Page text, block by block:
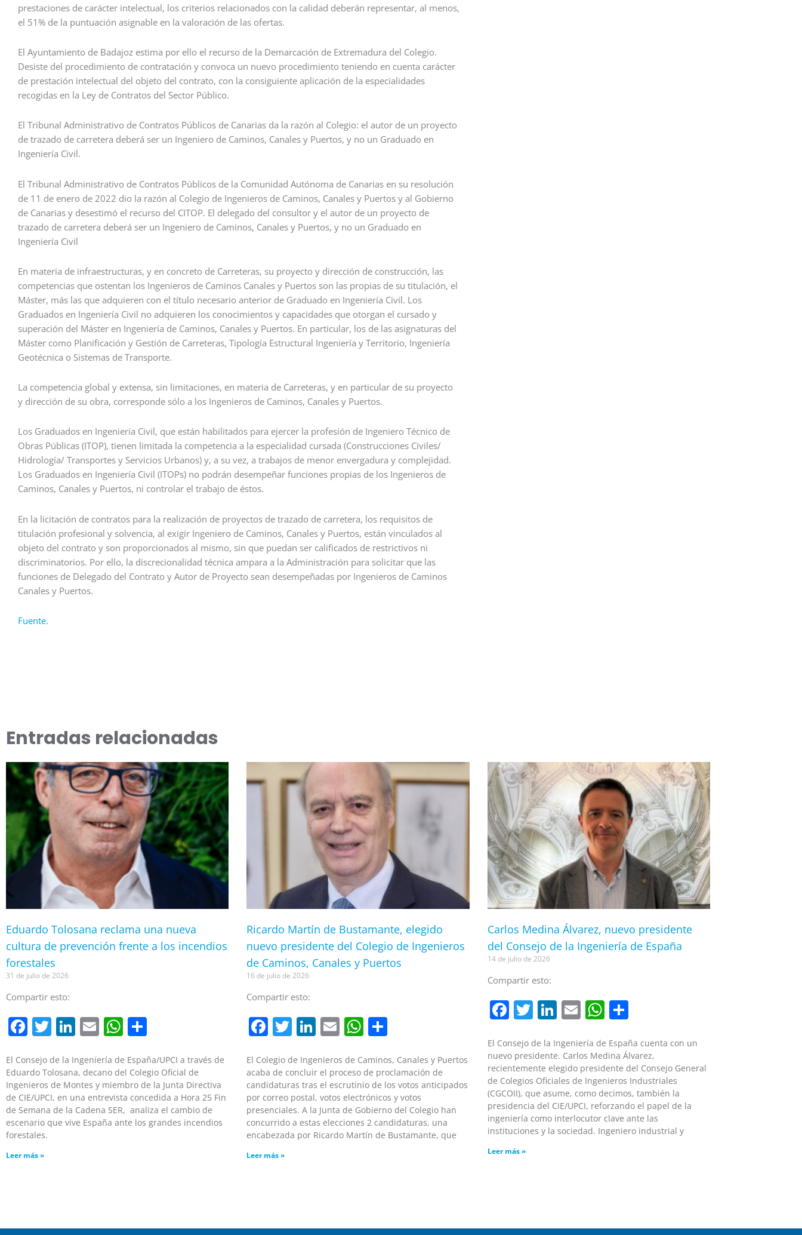
prestaciones de carácter intelectual, los criterios relacionados con la calidad deberán representar, al menos,
el 51% de la puntuación asignable en la valoración de las ofertas.
El Ayuntamiento de Badajoz estima por ello el recurso de la Demarcación de Extremadura del Colegio.
Desiste del procedimiento de contratación y convoca un nuevo procedimiento teniendo en cuenta carácter
de prestación intelectual del objeto del contrato, con la consiguiente aplicación de la especialidades
recogidas en la Ley de Contratos del Sector Público.
El Tribunal Administrativo de Contratos Públicos de Canarias da la razón al Colegio: el autor de un proyecto
de trazado de carretera deberá ser un Ingeniero de Caminos, Canales y Puertos, y no un Graduado en
Ingeniería Civil.
El Tribunal Administrativo de Contratos Públicos de la Comunidad Autónoma de Canarias en su resolución
de 11 de enero de 2022 dio la razón al Colegio de Ingenieros de Caminos, Canales y Puertos y al Gobierno
de Canarias y desestimó el recurso del CITOP. El delegado del consultor y el autor de un proyecto de
trazado de carretera deberá ser un Ingeniero de Caminos, Canales y Puertos, y no un Graduado en
Ingeniería Civil
En materia de infraestructuras, y en concreto de Carreteras, su proyecto y dirección de construcción, las
competencias que ostentan los Ingenieros de Caminos Canales y Puertos son las propias de su titulación, el
Máster, más las que adquieren con el título necesario anterior de Graduado en Ingeniería Civil. Los
Graduados en Ingeniería Civil no adquieren los conocimientos y capacidades que otorgan el cursado y
superación del Máster en Ingeniería de Caminos, Canales y Puertos. En particular, los de las asignaturas del
Máster como Planificación y Gestión de Carreteras, Tipología Estructural Ingeniería y Territorio, Ingeniería
Geotécnica o Sistemas de Transporte.
La competencia global y extensa, sin limitaciones, en materia de Carreteras, y en particular de su proyecto
y dirección de su obra, corresponde sólo a los Ingenieros de Caminos, Canales y Puertos.
Los Graduados en Ingeniería Civil, que están habilitados para ejercer la profesión de Ingeniero Técnico de
Obras Públicas (ITOP), tienen limitada la competencia a la especialidad cursada (Construcciones Civiles/
Hidrología/ Transportes y Servicios Urbanos) y, a su vez, a trabajos de menor envergadura y complejidad.
Los Graduados en Ingeniería Civil (ITOPs) no podrán desempeñar funciones propias de los Ingenieros de
Caminos, Canales y Puertos, ni controlar el trabajo de éstos.
En la licitación de contratos para la realización de proyectos de trazado de carretera, los requisitos de
titulación profesional y solvencia, al exigir Ingeniero de Caminos, Canales y Puertos, están vinculados al
objeto del contrato y son proporcionados al mismo, sin que puedan ser calificados de restrictivos ni
discriminatorios. Por ello, la discrecionalidad técnica ampara a la Administración para solicitar que las
funciones de Delegado del Contrato y Autor de Proyecto sean desempeñadas por Ingenieros de Caminos
Canales y Puertos.
Fuente.
Entradas relacionadas
Eduardo Tolosana reclama una nueva
cultura de prevención frente a los incendios
forestales
31 de julio de 2026
Compartir esto:
Facebook
Twitter
LinkedIn
EmailWhatsApp
El Consejo de la Ingeniería de España/UPCI a través de
Eduardo Tolosana, decano del Colegio Oficial de
Ingenieros de Montes y miembro de la Junta Directiva
de CIE/UPCI, en una entrevista concedida a Hora 25 Fin
de Semana de la Cadena SER, analiza el cambio de
escenario que vive España ante los grandes incendios
forestales.
Leer más »
Ricardo Martín de Bustamante, elegido
nuevo presidente del Colegio de Ingenieros
de Caminos, Canales y Puertos
16 de julio de 2026
Compartir esto:
Facebook
Twitter
LinkedIn
EmailWhatsApp
El Colegio de Ingenieros de Caminos, Canales y Puertos
acaba de concluir el proceso de proclamación de
candidaturas tras el escrutinio de los votos anticipados
por correo postal, votos electrónicos y votos
presenciales. A la Junta de Gobierno del Colegio han
concurrido a estas elecciones 2 candidaturas, una
encabezada por Ricardo Martín de Bustamante, que
Leer más »
Carlos Medina Álvarez, nuevo presidente
del Consejo de la Ingeniería de España
14 de julio de 2026
Compartir esto:
Facebook
Twitter
LinkedIn
EmailWhatsApp
Compartir
El Consejo de la Ingeniería de España cuenta con un
nuevo presidente. Carlos Medina Álvarez,
recientemente elegido presidente del Consejo General
de Colegios Oficiales de Ingenieros Industriales
(CGCOII), que asume, como decimos, también la
presidencia del CIE/UPCI, reforzando el papel de la
ingeniería como interlocutor clave ante las
instituciones y la sociedad. Ingeniero industrial y
Leer más »